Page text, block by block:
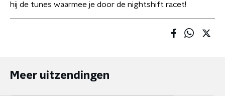
hij de tunes waarmee je door de nightshift racet!
Meer uitzendingen